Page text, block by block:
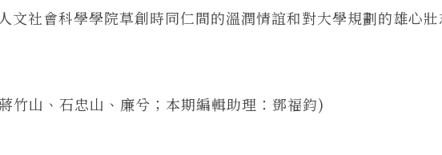
文社會科學學院草創時同仁間的溫潤情誼和對大學規劃的雄心
竹山、石忠山、廉兮；本期編輯助理：鄧福鈞)